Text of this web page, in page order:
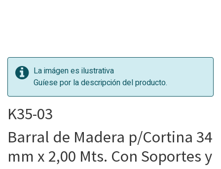
La imágen es ilustrativa
Guíese por la descripción del producto.
K35-03
Barral de Madera p/Cortina 34
mm x 2,00 Mts. Con Soportes y